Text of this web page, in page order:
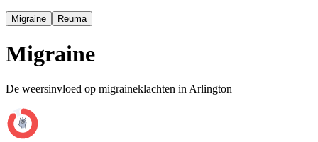
Migraine Reuma
Migraine
De weersinvloed op migraineklachten in Arlington